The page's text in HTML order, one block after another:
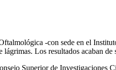
-con sede en el
Los resultados acaban
Superior de